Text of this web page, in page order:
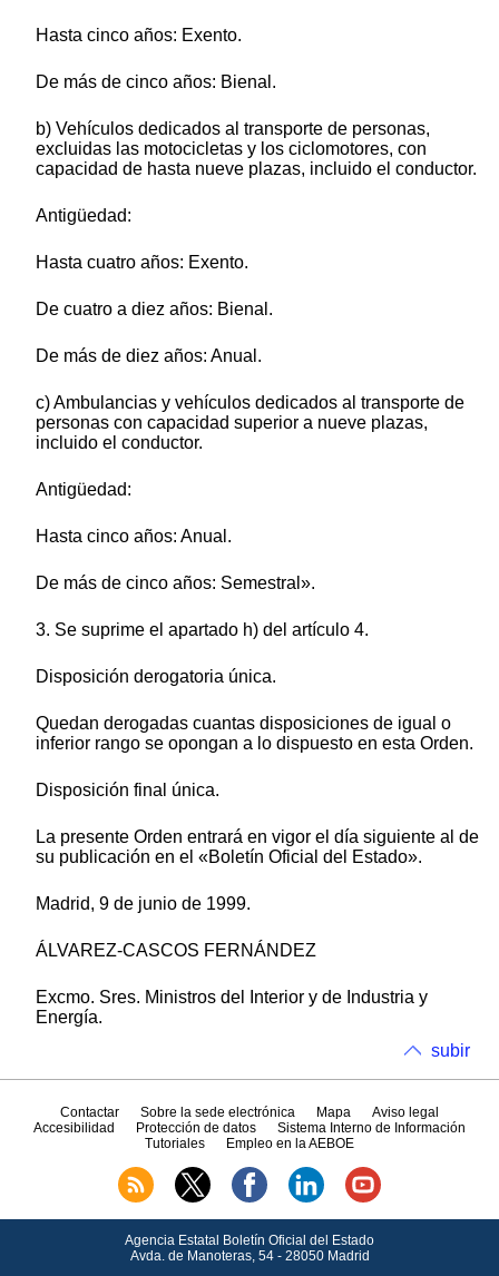
Hasta cinco años: Exento.
De más de cinco años: Bienal.
b) Vehículos dedicados al transporte de personas,
excluidas las motocicletas y los ciclomotores, con
capacidad de hasta nueve plazas, incluido el conductor.
Antigüedad:
Hasta cuatro años: Exento.
De cuatro a diez años: Bienal.
De más de diez años: Anual.
c) Ambulancias y vehículos dedicados al transporte de
personas con capacidad superior a nueve plazas,
incluido el conductor.
Antigüedad:
Hasta cinco años: Anual.
De más de cinco años: Semestral».
3. Se suprime el apartado h) del artículo 4.
Disposición derogatoria única.
Quedan derogadas cuantas disposiciones de igual o
inferior rango se opongan a lo dispuesto en esta Orden.
Disposición final única.
La presente Orden entrará en vigor el día siguiente al de
su publicación en el «Boletín Oficial del Estado».
Madrid, 9 de junio de 1999.
ÁLVAREZ-CASCOS FERNÁNDEZ
Excmo. Sres. Ministros del Interior y de Industria y
Energía.
subir
Contactar Sobre la sede electrónica Mapa
Aviso legal
Accesibilidad
Protección de datos
Sistema Interno de Información
Tutoriales
Empleo en la AEBOE
Agencia Estatal Boletín Oficial del Estado
Avda.de Manoteras, 54 - 28050 Madrid